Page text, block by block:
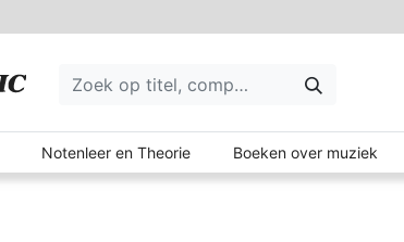
Notenleer en Theorie Boeken over muziek